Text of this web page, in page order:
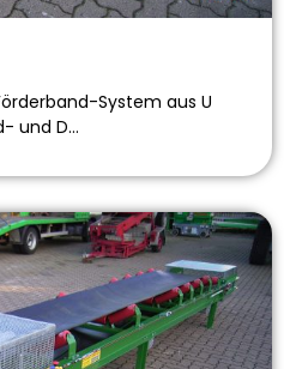
System aus U
und D…